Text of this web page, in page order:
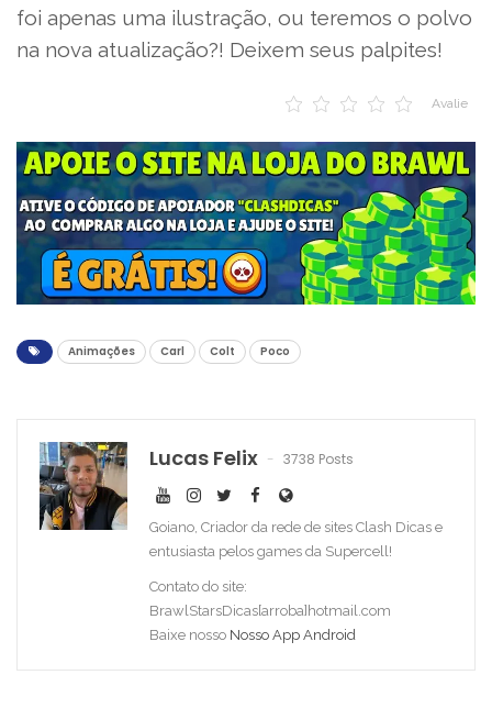
foi apenas uma ilustração, ou teremos o polvo
na nova atualização?! Deixem seus palpites!
Avalie
Animações Carl Colt Poco
Lucas Felix 3738 Posts
Goiano, Criador da rede de sites Clash Dicas e
entusiasta pelos games da Supercell!
Contato do site:
BrawlStarsDicas[arroba]hotmail.com
Baixe nosso Nosso App Android